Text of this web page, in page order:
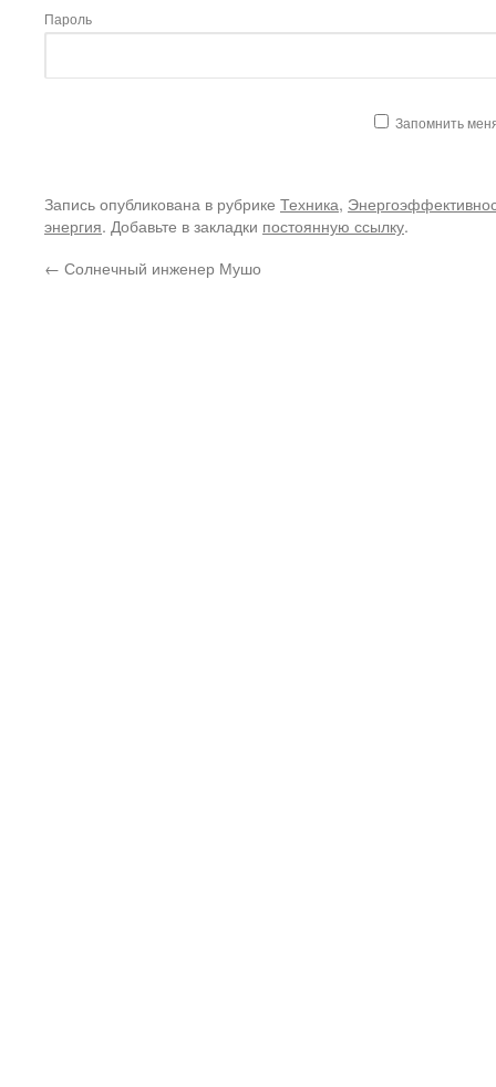
Пароль
Запомнить
Запись опубликована в рубрике Техника,
энергия. Добавьте в закладки постоянную ссылку.
← Солнечный инженер Мушо